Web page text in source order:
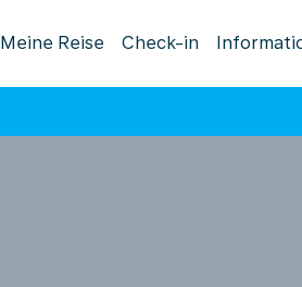
Meine Reise Check-in